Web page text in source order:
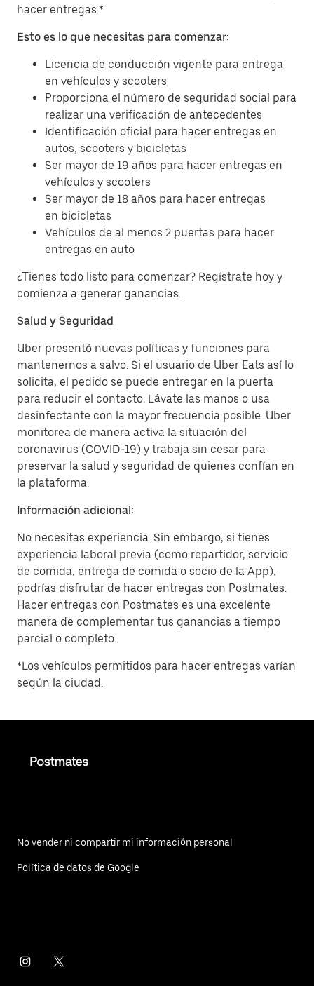
hacer entregas.*
Esto es lo que necesitas para comenzar:
Licencia de conducción vigente para entrega
en vehículos y scooters
Proporciona el número de seguridad social para
realizar una verificación de antecedentes
Identificación oficial para hacer entregas en
autos, scooters y bicicletas
Ser mayor de 19 años para hacer entregas en
vehículos y scooters
Ser mayor de 18 años para hacer entregas
en bicicletas
Vehículos de al menos 2 puertas para hacer
entregas en auto
¿Tienes todo listo para comenzar? Regístrate hoy y
comienza a generar ganancias.
Salud y Seguridad
Uber presentó nuevas políticas y funciones para
mantenernos a salvo. Si el usuario de Uber Eats así lo
solicita, el pedido se puede entregar en la puerta
para reducir el contacto. Lávate las manos o usa
desinfectante con la mayor frecuencia posible. Uber
monitorea de manera activa la situación del
coronavirus (COVID-19) y trabaja sin cesar para
preservar la salud y seguridad de quienes confían en
la plataforma.
Información adicional:
No necesitas experiencia. Sin embargo, si tienes
experiencia laboral previa (como repartidor, servicio
de comida, entrega de comida o socio de la App),
podrías disfrutar de hacer entregas con Postmates.
Hacer entregas con Postmates es una excelente
manera de complementar tus ganancias a tiempo
parcial o completo.
*Los vehículos permitidos para hacer entregas varían
según la ciudad.
No vender ni compartir mi información personal
Política de datos de Google